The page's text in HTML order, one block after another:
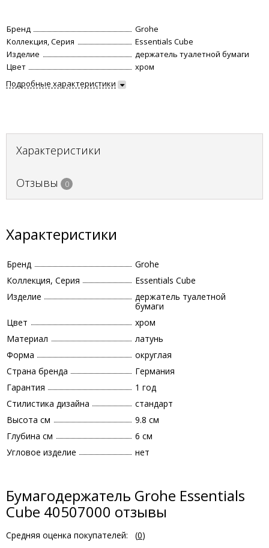
Бренд
Grohe
Коллекция, Серия
Essentials Cube
Изделие
держатель туалетной бумаги
Цвет
хром
Подробные характеристики
Характеристики
Отзывы 0
Характеристики
Бренд
Grohe
Коллекция, Серия
Essentials Cube
Изделие
держатель туалетной
бумаги
Цвет
хром
Материал
латунь
Форма
округлая
Страна бренда
Германия
Гарантия
1 год
Стилистика дизайна
стандарт
Высота см
9.8 см
Глубина см
6 см
Угловое изделие
нет
Бумагодержатель Grohe Essentials
Cube 40507000 отзывы
Средняя оценка покупателей: (0)